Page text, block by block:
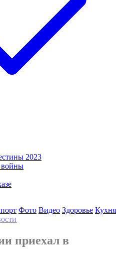
2023
Фото Видео Здоровье Кухня
приехал в